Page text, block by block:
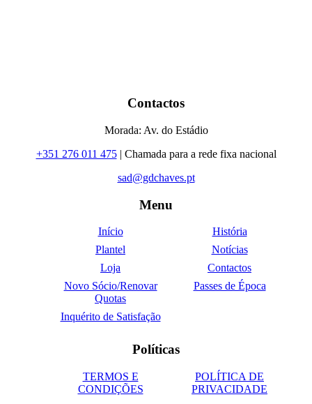
Contactos
Morada: Av. do Estádio
+351 276 011 475| Chamada para a rede fixa nacional
sad@gdchaves.pt
Menu
Início
História
Plantel
Notícias
Loja
Contactos
Novo Sócio/Renovar
Quotas
Passes de Época
Inquérito de Satisfação
Políticas
TERMOS E
CONDIÇÕES
POLÍTICA DE
PRIVACIDADE